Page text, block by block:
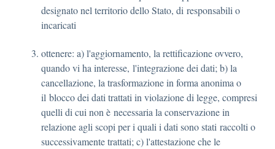
designato nel territorio dello Stato, di responsabili o
incaricati
ottenere: a) l'aggiornamento, la rettificazione ovvero,
quando vi ha interesse, l'integrazione dei dati; b) la
cancellazione, la trasformazione in forma anonima o
il blocco dei dati trattati in violazione di legge, compresi
quelli di cui non è necessaria la conservazione in
relazione agli scopi per i quali i dati sono stati raccolti o
successivamente trattati; c) l'attestazione che le